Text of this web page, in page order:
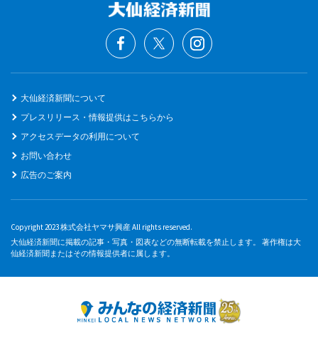
大仙経済新聞について
プレスリリース・情報提供はこちらから
アクセスデータの利用について
お問い合わせ
広告のご案内
Copyright 2023 株式会社ヤマサ興産 All rights reserved.
大仙経済新聞に掲載の記事・写真・図表などの無断転載を禁止します。 著作権は大
仙経済新聞またはその情報提供者に属します。